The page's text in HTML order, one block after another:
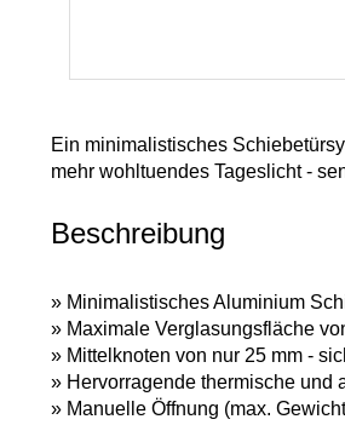
Ein minimalistisches
mehr wohltuendes Tageslicht -
Beschreibung
» Minimalistisches Aluminium
» Maximale Verglasungsfläche
» Mittelknoten von nur 25 mm -
» Hervorragende thermische und
» Manuelle Öffnung (max.